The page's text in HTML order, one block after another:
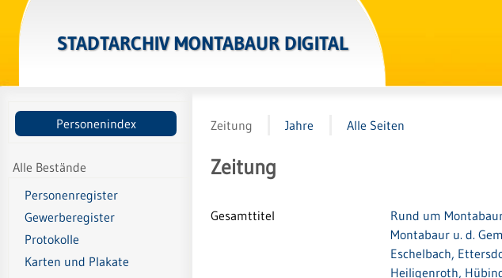
STADTARCHIV MONTABAUR DIGITAL
Personenindex
Alle Bestände
Personenregister
Gewerberegister
Protokolle
Karten und Plakate
Zeitung Jahre Alle Seiten
Zeitung
Gesamttitel
Rund um
Montabaur u. d.
Eschelbach,
Heiligenroth,